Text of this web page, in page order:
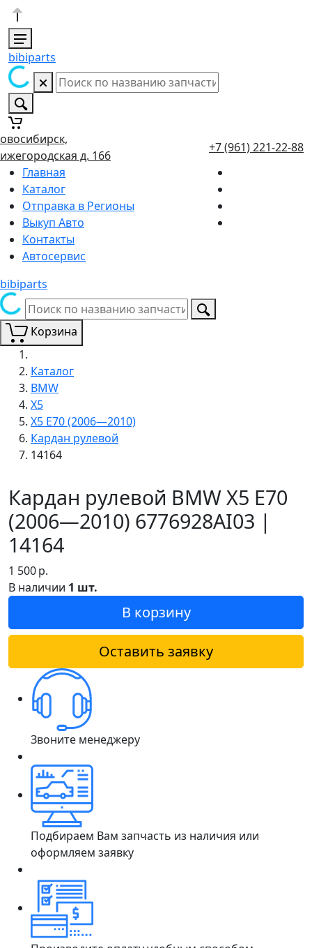
bibiparts
д. 166
+7 (961) 221-22-88
Главная
Каталог
Отправка в Регионы
Выкуп Авто
Контакты
Автосервис
bibiparts
Корзина
Каталог
BMW
X5
X5 E70 (2006—2010)
Кардан рулевой
14164
Кардан рулевой BMW X5 E70
(2006—2010) 6776928AI03 |
14164
1 500р.
В наличии 1 шт.
В корзину
Оставить заявку
Звоните менеджеру
Подбираем Вам запчасть из наличия или
оформляем заявку